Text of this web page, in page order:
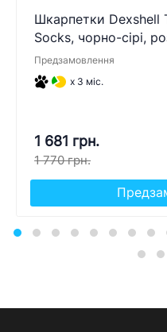
Шкарпетки Dexshell
Socks, чорно-сірі,
Предзамовлення
x 3 міс.
1 681 грн.
1 770 грн.